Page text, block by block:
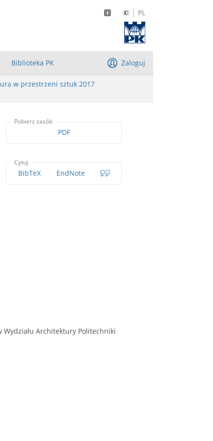
PL
Biblioteka PK Zaloguj
w przestrzeni sztuk 2017
Pobierz zasób
PDF
Cytuj
BibTeX EndNote
Architektury Politechniki